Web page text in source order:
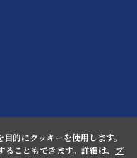
的にクッキーを使用します。
こともできます。詳細は、 プ